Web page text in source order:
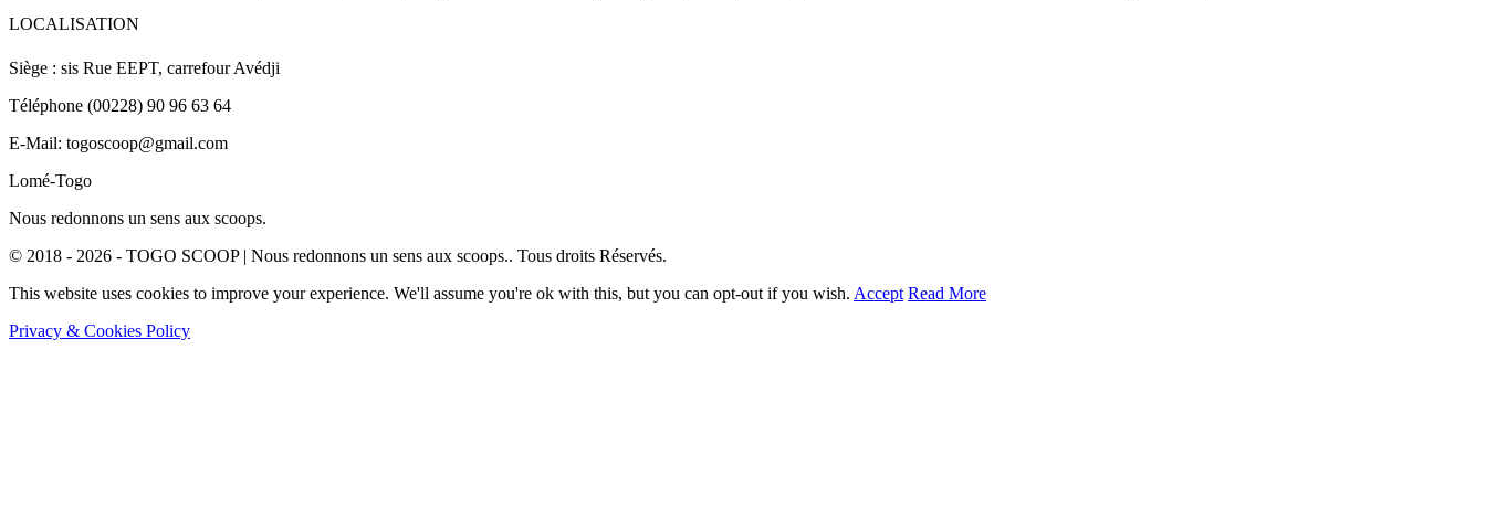
LOCALISATION
Siège : sis Rue EEPT, carrefour Avédji
Téléphone (00228) 90 96 63 64
E-Mail: togoscoop@gmail.com
Lomé-Togo
Nous redonnons un sens aux scoops.
© 2018 - 2026 - TOGO SCOOP | Nous redonnons un sens aux scoops.. Tous droits Réservés.
This website uses cookies to improve your experience. We'll assume you're ok with this, but you can opt-out if you wish. Accept Read More
Privacy & Cookies Policy